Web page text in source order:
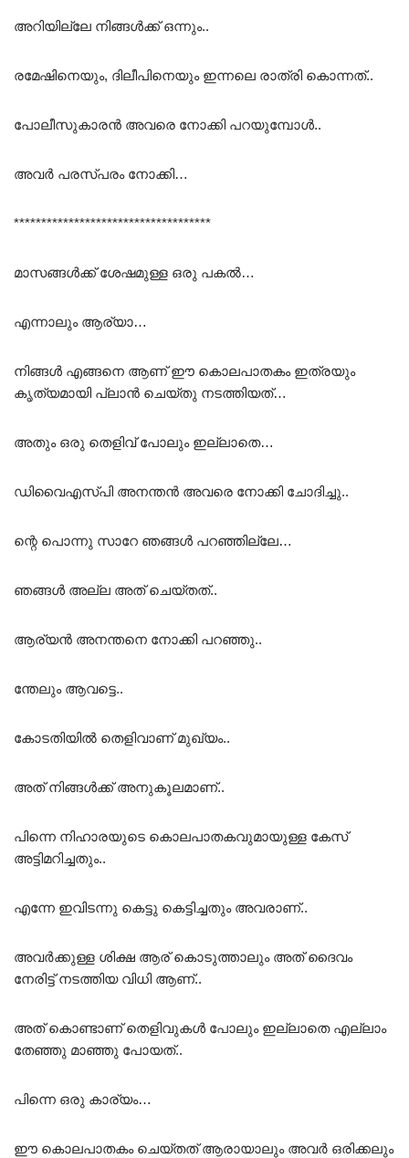
അറിയില്ലേ നിങ്ങൾക്ക് ഒന്നും..
രമേഷിനെയും, ദിലീപിനെയും ഇന്നലെ രാത്രി കൊന്നത്..
പോലീസുകാരൻ അവരെ നോക്കി പറയുമ്പോൾ..
അവർ പരസ്പരം നോക്കി…
************************************
മാസങ്ങൾക്ക് ശേഷമുള്ള ഒരു പകൽ…
എന്നാലും ആര്യാ…
നിങ്ങൾ എങ്ങനെ ആണ് ഈ കൊലപാതകം ഇത്രയും
കൃത്യമായി പ്ലാൻ ചെയ്തു നടത്തിയത്…
അതും ഒരു തെളിവ് പോലും ഇല്ലാതെ…
ഡിവൈഎസ്പി അനന്തൻ അവരെ നോക്കി ചോദിച്ചു..
ന്റെ പൊന്നു സാറേ ഞങ്ങൾ പറഞ്ഞില്ലേ…
ഞങ്ങൾ അല്ല അത് ചെയ്തത്..
ആര്യൻ അനന്തനെ നോക്കി പറഞ്ഞു..
ന്തേലും ആവട്ടെ..
കോടതിയിൽ തെളിവാണ് മുഖ്യം..
അത്‌ നിങ്ങൾക്ക് അനുകൂലമാണ്..
പിന്നെ നിഹാരയുടെ കൊലപാതകവുമായുള്ള കേസ്
അട്ടിമറിച്ചതും..
എന്നേ ഇവിടന്നു കെട്ടു കെട്ടിച്ചതും അവരാണ്..
അവർക്കുള്ള ശിക്ഷ ആര് കൊടുത്താലും അത് ദൈവം
നേരിട്ട് നടത്തിയ വിധി ആണ്..
അത് കൊണ്ടാണ് തെളിവുകൾ പോലും ഇല്ലാതെ എല്ലാം
തേഞ്ഞു മാഞ്ഞു പോയത്..
പിന്നെ ഒരു കാര്യം…
ഈ കൊലപാതകം ചെയ്തത് ആരായാലും അവർ ഒരിക്കലും